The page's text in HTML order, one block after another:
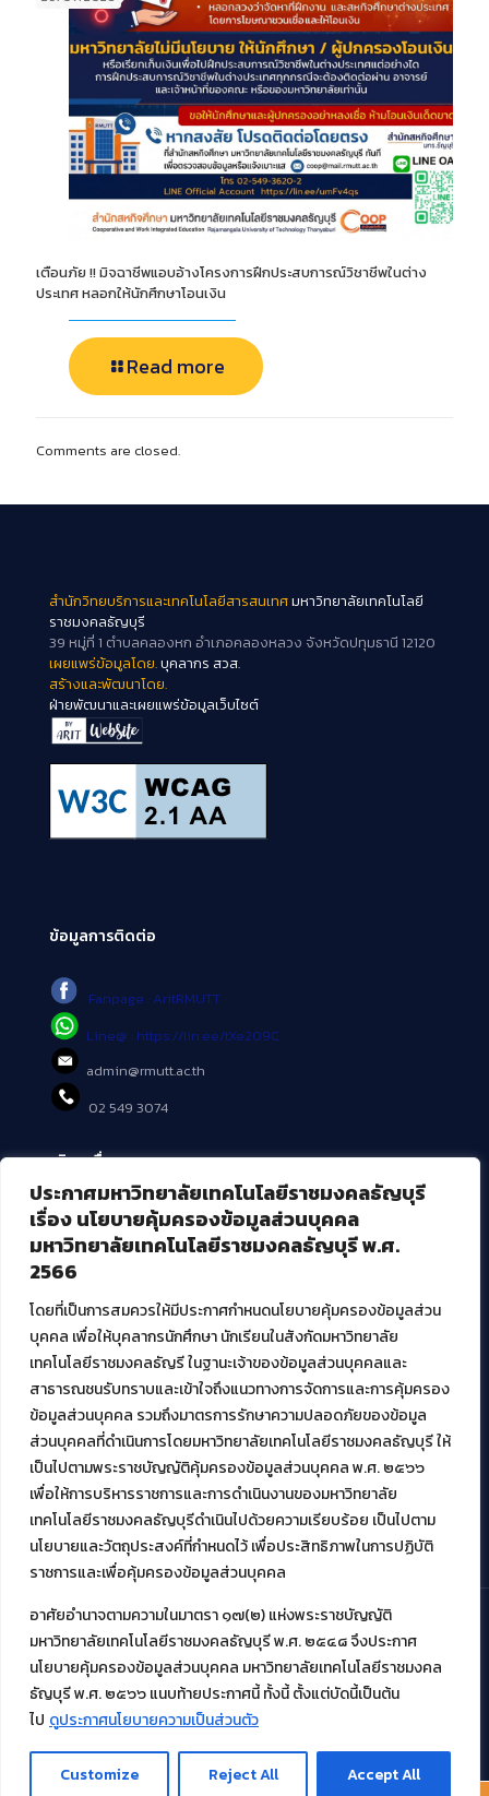
ประกาศมหาวิทยาลัยเทคโนโลยีราชมงคลธัญบุรี
เรื่อง นโยบายคุ้มครองข้อมูลส่วนบุคคล
มหาวิทยาลัยเทคโนโลยีราชมงคลธัญบุรี พ.ศ.
2566
โดยที่เป็นการสมควรให้มีประกาศกำหนดนโยบายคุ้มครองข้อมูลส่วน
บุคคล เพื่อให้บุคลากรนักศึกษา นักเรียนในสังกัดมหาวิทยาลัย
เทคโนโลยีราชมงคลธัญรี ในฐานะเจ้าของข้อมูลส่วนบุคคลและ
สาธารณชนรับทราบและเข้าใจถึงแนวทางการจัดการและการคุ้มครอง
ข้อมูลส่วนบุคคล รวมถึงมาตรการรักษาความปลอดภัยของข้อมูล
ส่วนบุคคลที่ดำเนินการโดยมหาวิทยาลัยเทคโนโลยีราชมงคลธัญบุรี ให้
เป็นไปตามพระราชบัญญัติคุ้มครองข้อมูลส่วนบุคคล พ.ศ. ๒๕๖๖
เพื่อให้การบริหารราชการและการดำเนินงานของมหาวิทยาลัย
เทคโนโลยีราชมงคลธัญบุรีดำเนินไปด้วยความเรียบร้อย เป็นไปตาม
นโยบายและวัตถุประสงค์ที่กำหนดไว้ เพื่อประสิทธิภาพในการปฏิบัติ
ราชการและเพื่อคุ้มครองข้อมูลส่วนบุคคล
อาศัยอำนาจตามความในมาตรา ๑๗(๒) แห่งพระราชบัญญัติ
มหาวิทยาลัยเทคโนโลยีราชมงคลธัญบุรี พ.ศ. ๒๕๔๘ จึงประกาศ
นโยบายคุ้มครองข้อมูลส่วนบุคคล มหาวิทยาลัยเทคโนโลยีราชมงคล
ธัญบุรี พ.ศ. ๒๕๖๖ แนบท้ายประกาศนี้ ทั้งนี้ ตั้งแต่บัดนี้เป็นต้น
ไป ดูประกาศนโยบายความเป็นส่วนตัว
Customize Reject All Accept All
เตือนภัย !! มิจฉาชีพแอบอ้างโครงการฝึกประสบการณ์วิชาชีพในต่าง
ประเทศ หลอกให้นักศึกษาโอนเงิน
Read more
Comments are closed.
สำนักวิทยบริการและเทคโนโลยีสารสนเทศมหาวิทยาลัยเทคโนโลยี
ราชมงคลธัญบุรี
39 หมู่ที่ 1 ตำบลคลองหก อำเภอคลองหลวง จังหวัดปทุมธานี 12120
เผยแพร่ข้อมูลโดย.บุคลากร สวส.
สร้างและพัฒนาโดย.
ฝ่ายพัฒนาและเผยแพร่ข้อมูลเว็บไซต์
ข้อมูลการติดต่อ
Fanpage : AritRMUTT
Line@ : https://lin.ee/tXe209C
admin@rmutt.ac.th
02 549 3074
บริการอื่นๆ ของ สวส.
ศูนย์สื่อดิจิทัล
ศูนย์นวัตกรรมและความรู้
ศูนย์พัฒนาและบริการนวัตกรรมดิจิทัล
สมัยใหม่ (MoSeC)
งานบริการวิชาการให้กับหน่วยงานภายนอก
โครงการส่งเสริมและพัฒนาผู้ประกอบการ SME โดย. มทร.ธัญบุรี
กิจกรรมการเชื่อมโยงเครือข่ายผู้ให้บริการเครื่องจักรกลทางการ
เกษตร ภายใต้โครงการส่งเสริมการรแปรรูปสินค้าเกษตรระดับชุมชน
กรมส่งเสริมอุตสาหกรรม
โครงการยกระดับเศรษฐกิจและสังคมรายตำบลแบบบูรณาการ (1
ตำบล 1 มหาวิทยาลัย)
© 2021 สำนักวิทยบริการและเทคโนโลยีสารสนเทศ มหาวิทยาลัย
เทคโนโลยีราชมงคลธัญบุรี